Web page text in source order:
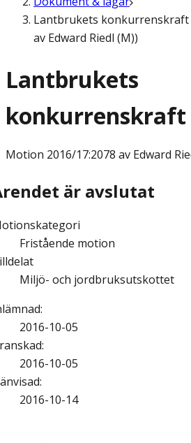
Lantbrukets konkurrenskraft
av Edward Riedl (M))
Lantbrukets
konkurrenskraft
Motion 2016/17:2078 av Edward
är avslutat
Fristående motion
Miljö- och jordbruksutskottet
:
2016-10-05
:
2016-10-05
:
2016-10-14